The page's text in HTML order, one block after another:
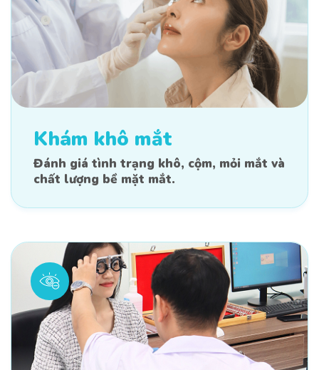
Khám khô mắt
Đánh giá tình trạng khô, cộm, mỏi mắt và
chất lượng bề mặt mắt.